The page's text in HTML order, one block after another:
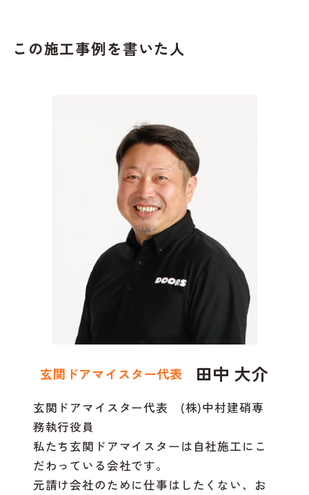
この施工事例を書いた人
玄関ドアマイスター代表 田中 大介
玄関ドアマイスター代表 (株)中村建硝専
務執行役員
私たち玄関ドアマイスターは自社施工にこ
だわっている会社です。
元請け会社のために仕事はしたくない、お